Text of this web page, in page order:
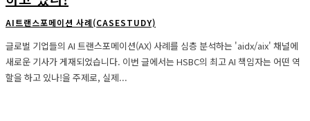
AI트랜스포메이션 사례(CASESTUDY)
글로벌 기업들의 AI 트랜스포메이션(AX) 사례를 심층 분석하는 'aidx/aix' 채널에
새로운 기사가 게재되었습니다. 이번 글에서는 HSBC의 최고 AI 책임자는 어떤 역
할을 하고 있나!을 주제로, 실제...